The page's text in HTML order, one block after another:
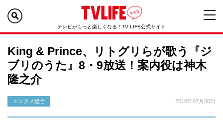
テレビがもっと楽しくなる！TV LIFE公式サイト
King & Prince、リトグリらが歌う『ジ
ブリのうた』8・9放送！案内役は神木
隆之介
エンタメ総合 2018年07月30日